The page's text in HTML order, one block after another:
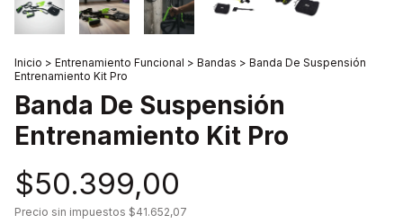
Inicio > Entrenamiento Funcional > Bandas > Banda De Suspensión
Entrenamiento Kit Pro
Banda De Suspensión
Entrenamiento Kit Pro
$50.399,00
Precio sin impuestos $41.652,07